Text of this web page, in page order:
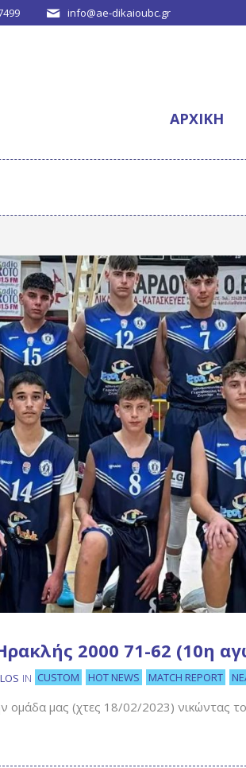
info@ae-dikaioubc.gr
ΑΡΧΙΚΉ
2000 71-62 (10η
IN CUSTOM HOT NEWS MATCH REPORT
ομάδα μας (χτες 18/02/2023) νικώντας